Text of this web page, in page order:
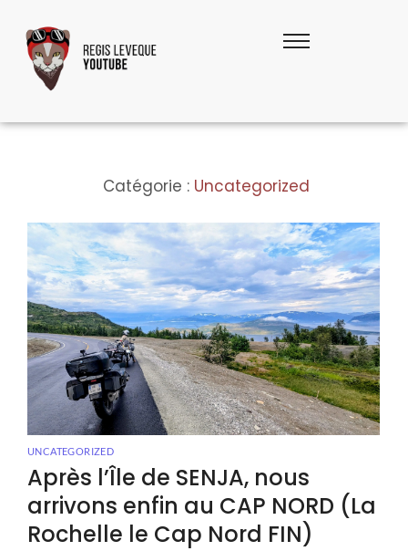
Catégorie : Uncategorized
UNCATEGORIZED
Après l’Île de SENJA, nous
arrivons enfin au CAP NORD (La
Rochelle le Cap Nord FIN)